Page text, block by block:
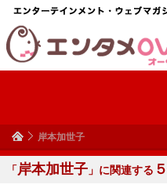
岸本加世子
「岸本加世子 」に関連する ５